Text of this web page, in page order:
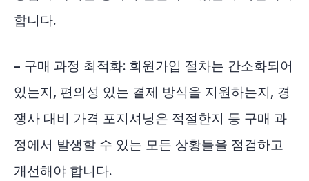
합니다.
– 구매 과정 최적화: 회원가입 절차는 간소화되어
있는지, 편의성 있는 결제 방식을 지원하는지, 경
쟁사 대비 가격 포지셔닝은 적절한지 등 구매 과
정에서 발생할 수 있는 모든 상황들을 점검하고
개선해야 합니다.